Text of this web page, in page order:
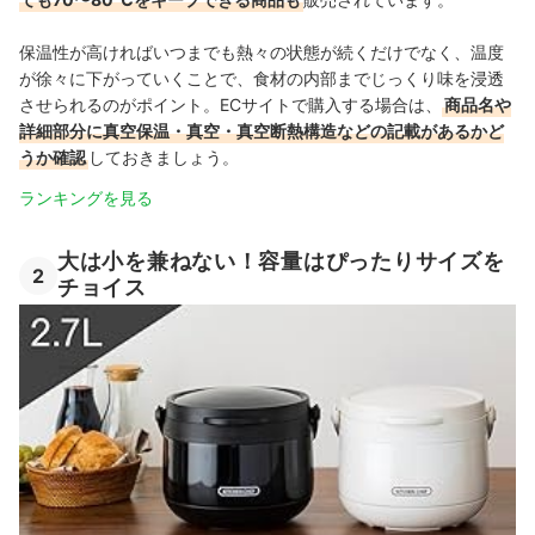
保温性が高ければいつまでも熱々の状態が続くだけでなく、温度
が徐々に下がっていくことで、食材の内部までじっくり味を浸透
させられるのがポイント。ECサイトで購入する場合は、
商品名や
詳細部分に真空保温・真空・真空断熱構造などの記載があるかど
うか確認 しておきましょう。
ランキングを見る
2
大は小を兼ねない！容量はぴったりサイズを
チョイス